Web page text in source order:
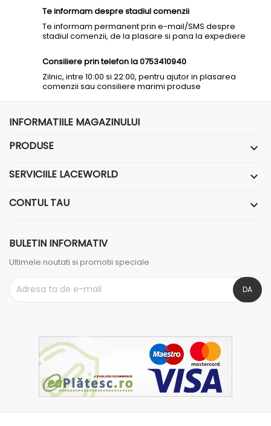
Te informam despre stadiul comenzii
Te informam permanent prin e-mail/SMS despre
stadiul comenzii, de la plasare si pana la expediere
Consiliere prin telefon la 0753410940
Zilnic, intre 10:00 si 22:00, pentru ajutor in plasarea
comenzii sau consiliere marimi produse
INFORMATIILE MAGAZINULUI
PRODUSE

SERVICIILE LACEWORLD 
CONTUL TAU 
BULETIN INFORMATIV
Ultimele noutati si promotii speciale